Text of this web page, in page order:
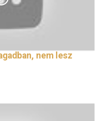
nem lesz